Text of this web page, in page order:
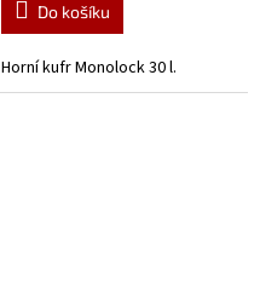
Do košíku
Horní kufr Monolock 30 l.